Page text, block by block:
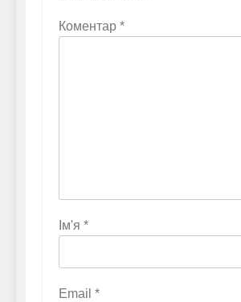
Коментар *
Ім'я *
Email *